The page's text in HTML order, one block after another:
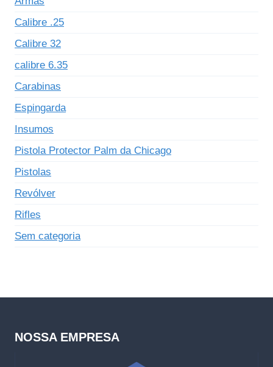
Calibre .25
Calibre 32
calibre 6.35
Carabinas
Espingarda
Insumos
Pistola Protector Palm da Chicago
Pistolas
Revólver
Rifles
Sem categoria
NOSSA EMPRESA